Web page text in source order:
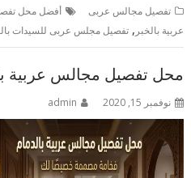
تفصيل مجالس عربى أفضل محل
عربية بالخبر ,تفصيل مجلس عربى للسيدات
محل تفصيل مجالس عربية بالدمام
نوفمبر 15, 2020 admin